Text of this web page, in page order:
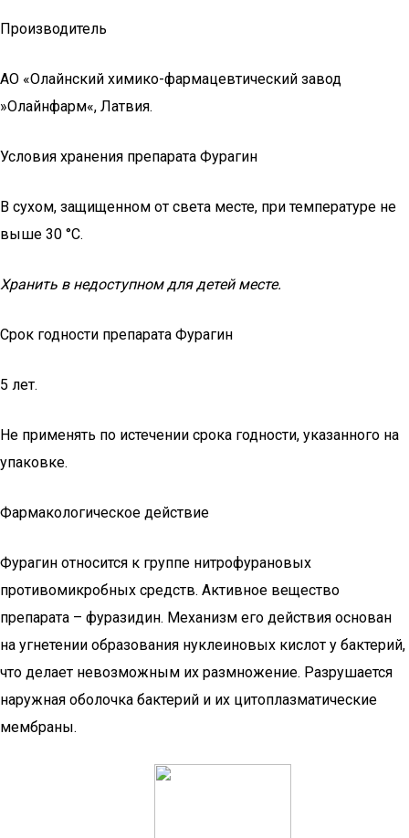
Производитель
АО «Олайнский химико-фармацевтический завод
»Олайнфарм«, Латвия.
Условия хранения препарата Фурагин
В сухом, защищенном от света месте, при температуре не
выше 30 °C.
Хранить в недоступном для детей месте.
Срок годности препарата Фурагин
5 лет.
Не применять по истечении срока годности, указанного на
упаковке.
Фармакологическое действие
Фурагин относится к группе нитрофурановых
противомикробных средств. Активное вещество
препарата – фуразидин. Механизм его действия основан
на угнетении образования нуклеиновых кислот у бактерий,
что делает невозможным их размножение. Разрушается
наружная оболочка бактерий и их цитоплазматические
мембраны.